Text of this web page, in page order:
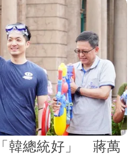
系統做調度用，不會進到
產銷情形持續辦理滾動倉
顆。
韓總統好」 蔣萬